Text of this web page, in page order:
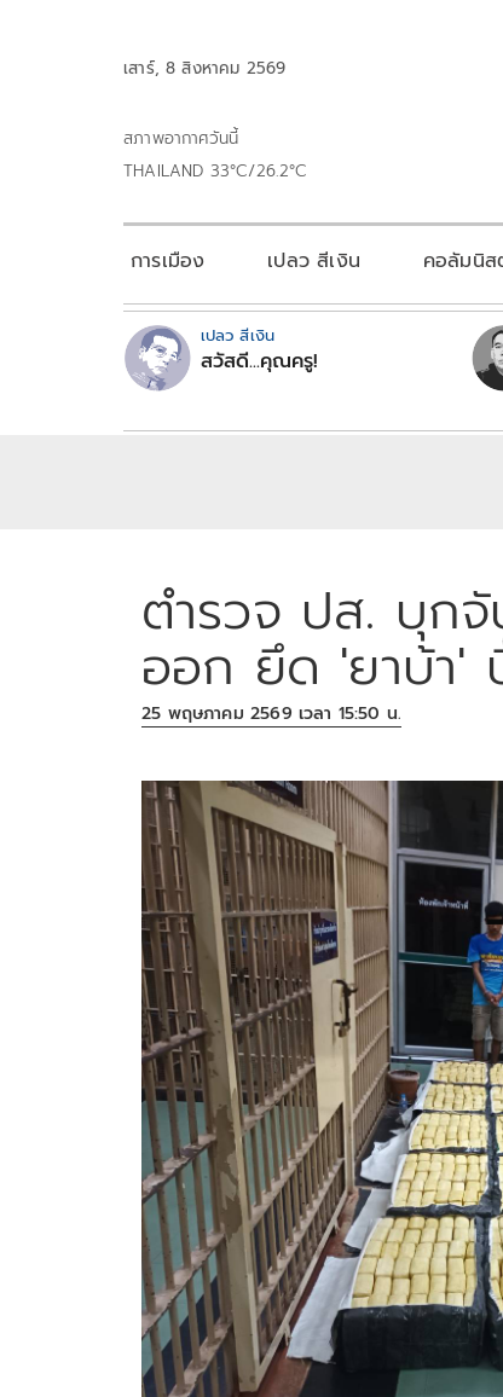
เสาร์, 8 สิงหาคม 2569
สภาพอากาศวันนี้
THAILAND 33°C/26.2°C
การเมือง เปลว สีเงิน คอลัมนิส
เปลว สีเงิน
สวัสดี...คุณครู!
ตำรวจ ปส. บุก
ออก ยึด 'ยาบ้า'
25 พฤษภาคม 2569 เวลา 15:50 น.